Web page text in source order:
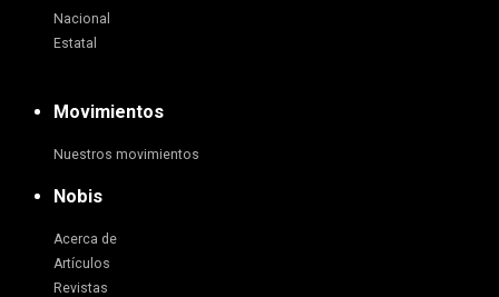
Nacional
Estatal
Movimientos
Nuestros movimientos
Nobis
Acerca de
Artículos
Revistas